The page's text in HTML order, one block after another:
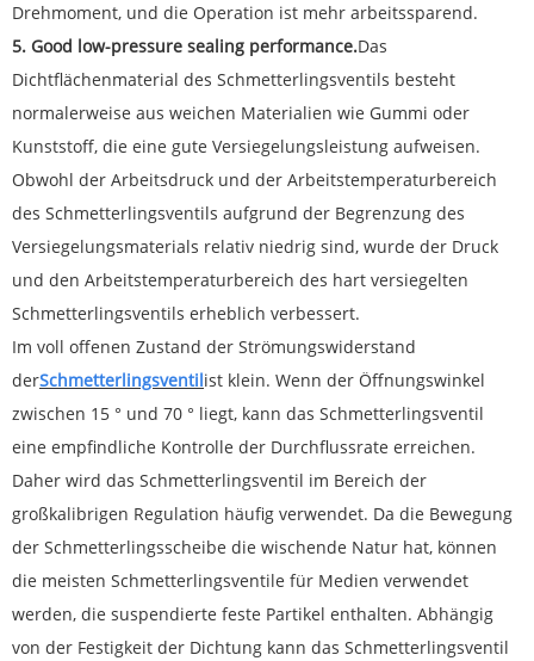
Drehmoment, und die Operation ist mehr arbeitssparend.
5. Good low-pressure sealing performance.Das
Dichtflächenmaterial des Schmetterlingsventils besteht
normalerweise aus weichen Materialien wie Gummi oder
Kunststoff, die eine gute Versiegelungsleistung aufweisen.
Obwohl der Arbeitsdruck und der Arbeitstemperaturbereich
des Schmetterlingsventils aufgrund der Begrenzung des
Versiegelungsmaterials relativ niedrig sind, wurde der Druck
und den Arbeitstemperaturbereich des hart versiegelten
Schmetterlingsventils erheblich verbessert.
Im voll offenen Zustand der Strömungswiderstand
derSchmetterlingsventilist klein. Wenn der Öffnungswinkel
zwischen 15 ° und 70 ° liegt, kann das Schmetterlingsventil
eine empfindliche Kontrolle der Durchflussrate erreichen.
Daher wird das Schmetterlingsventil im Bereich der
großkalibrigen Regulation häufig verwendet. Da die Bewegung
der Schmetterlingsscheibe die wischende Natur hat, können
die meisten Schmetterlingsventile für Medien verwendet
werden, die suspendierte feste Partikel enthalten. Abhängig
von der Festigkeit der Dichtung kann das Schmetterlingsventil